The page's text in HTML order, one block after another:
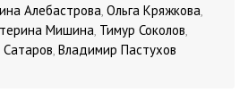
Алебастрова, Ольга Кряжкова,
Мишина, Тимур Соколов,
Сатаров, Владимир Пастухов